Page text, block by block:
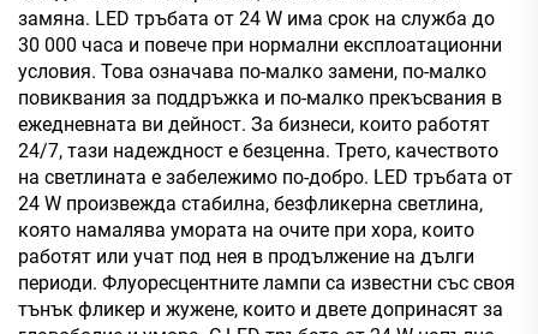
замяна. LED тръбата от 24 W има срок на служба до
30 000 часа и повече при нормални експлоатационни
условия. Това означава по-малко замени, по-малко
повиквания за поддръжка и по-малко прекъсвания в
ежедневната ви дейност. За бизнеси, които работят
24/7, тази надеждност е безценна. Трето, качеството
на светлината е забележимо по-добро. LED тръбата от
24 W произвежда стабилна, безфликерна светлина,
която намалява умората на очите при хора, които
работят или учат под нея в продължение на дълги
периоди. Флуоресцентните лампи са известни със своя
тънък фликер и жужене, които и двете допринасят за